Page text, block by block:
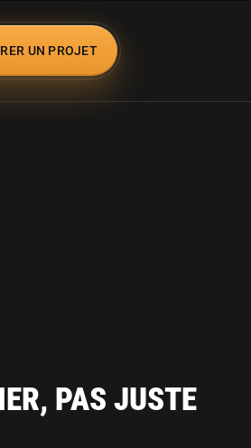
UN PROJET
PAS JUSTE